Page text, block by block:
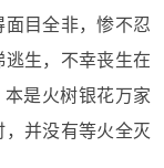
目全非，惨不忍
生，不幸丧生在
是火树银花万家
，并没有等火全灭